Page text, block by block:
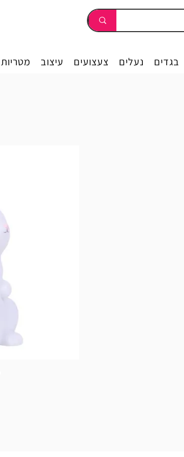
בגדים נעלים צעצועים עיצוב מטריות